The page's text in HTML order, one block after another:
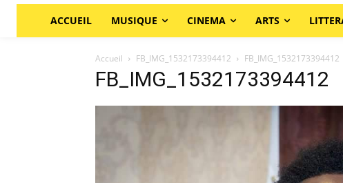
ACCUEIL MUSIQUE CINEMA ARTS
Accueil FB_IMG_1532173394412 FB_IMG_1532173394412
FB_IMG_1532173394412